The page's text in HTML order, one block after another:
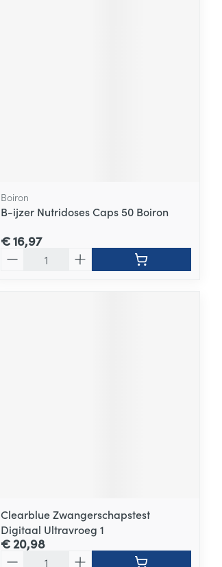
Boiron
B-ijzer Nutridoses Caps 50 Boiron
€ 16,97
Clearblue Zwangerschapstest
Digitaal Ultravroeg 1
€ 20,98